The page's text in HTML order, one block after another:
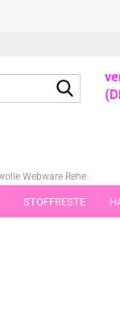
Suche...
STOFFRESTE
Webware Rehe